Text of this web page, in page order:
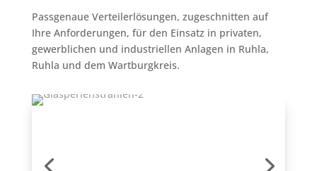
Passgenaue Verteilerlösungen, zugeschnitten auf
Ihre Anforderungen, für den Einsatz in privaten,
gewerblichen und industriellen Anlagen in Ruhla,
Ruhla und dem Wartburgkreis.